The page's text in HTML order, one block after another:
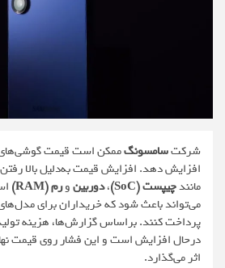
شرکتسامسونگممکن است قیمت
افزایش دهد. افزایش قیمت به‌دلیل بالا
مانندچیپست (SoC) ،دوربینورم (RAM)
می‌تواند باعث شود که خریداران برای
پرداخت کنند. براساس گزارش‌ها، هزینه
اثر می‌گذارد.